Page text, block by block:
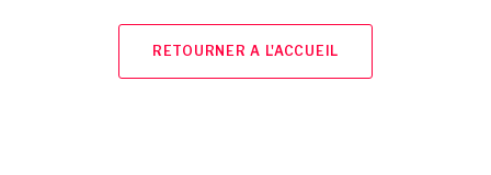
RETOURNER A L'ACCUEIL